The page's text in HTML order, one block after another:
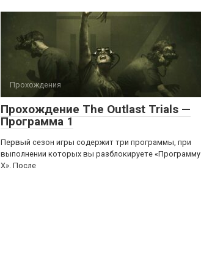
Прохождения
Прохождение The Outlast Trials —
Программа 1
Первый сезон игры содержит три программы, при
выполнении которых вы разблокируете «Программу
X». После